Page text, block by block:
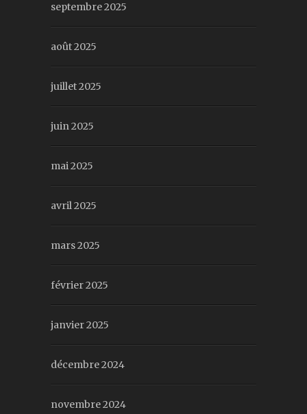
septembre 2025
août 2025
juillet 2025
juin 2025
mai 2025
avril 2025
mars 2025
février 2025
janvier 2025
décembre 2024
novembre 2024